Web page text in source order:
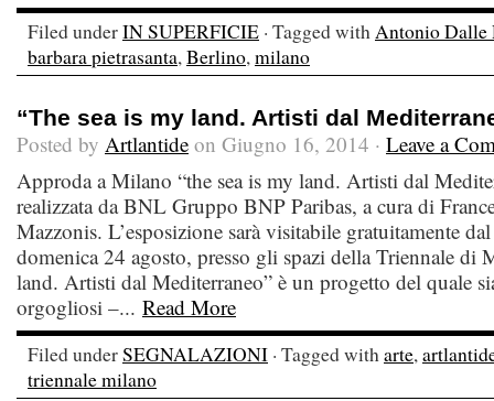
Filed underIN SUPERFICIE · Tagged withAntonio Dalle
barbara pietrasanta,Berlino,milano
“The sea is my land. Artisti dal
Posted by Artlantide on Giugno 16, 2014 · Leave a
Approda a Milano “the sea is my land. Artisti dal
realizzata da BNL Gruppo BNP Paribas, a cura di
Mazzonis. L’esposizione sarà visitabile gratuitamente
domenica 24 agosto, presso gli spazi della Triennale di
land. Artisti dal Mediterraneo” è un progetto del quale
orgogliosi –... Read More
Filed underSEGNALAZIONI · Tagged witharte,
triennale milano